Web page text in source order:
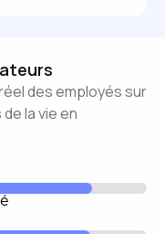
des employés sur
la vie en